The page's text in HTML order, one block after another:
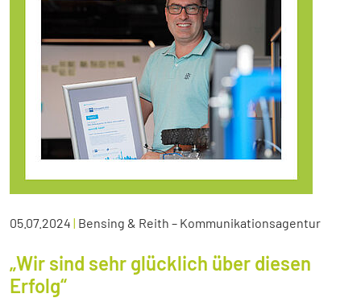
05.07.2024 | Bensing & Reith – Kommunikationsagentur
„Wir sind sehr glücklich über diesen
Erfolg“